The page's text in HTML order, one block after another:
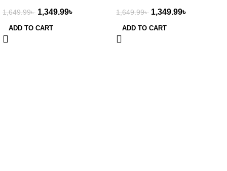
1,649.99৳ 1,349.99৳
ADD TO CART
1,649.99৳ 1,349.99৳
ADD TO CART